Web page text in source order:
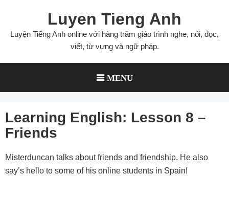
content
Luyen Tieng Anh
Luyện Tiếng Anh online với hàng trăm giáo trình nghe, nói, đọc,
viết, từ vựng và ngữ pháp.
MENU
Learning English: Lesson 8 –
Friends
Misterduncan talks about friends and friendship. He also
say’s hello to some of his online students in Spain!